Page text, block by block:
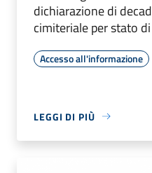
dichiarazione di
cimiteriale per stato
Accesso all'informazione
LEGGI DI PIÙ